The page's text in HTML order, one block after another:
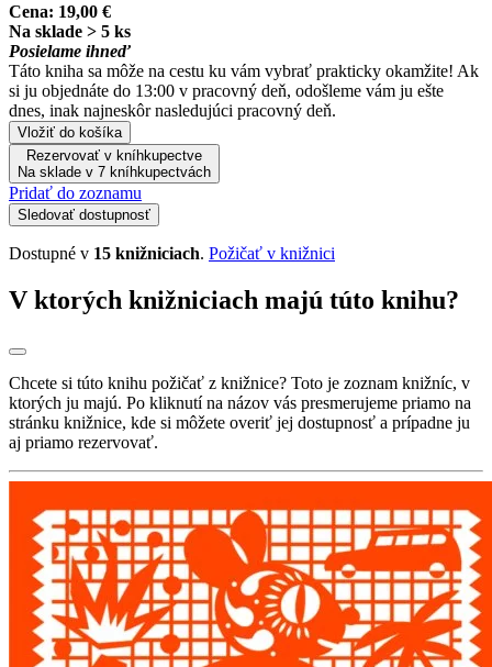
Cena: 19,00 €
Na sklade > 5 ks
Posielame ihneď
Táto kniha sa môže na cestu ku vám vybrať prakticky okamžite! Ak
si ju objednáte do 13:00 v pracovný deň, odošleme vám ju ešte
dnes, inak najneskôr nasledujúci pracovný deň.
Vložiť do košíka
Rezervovať v kníhkupectve
Na sklade v 7 kníhkupectvách
Pridať do zoznamu
Sledovať dostupnosť
Dostupné v 15 knižniciach. Požičať v knižnici
V ktorých knižniciach majú túto knihu?
Chcete si túto knihu požičať z knižnice? Toto je zoznam knižníc, v
ktorých ju majú. Po kliknutí na názov vás presmerujeme priamo na
stránku knižnice, kde si môžete overiť jej dostupnosť a prípadne ju
aj priamo rezervovať.